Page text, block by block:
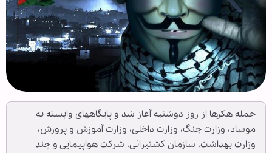
حمله هکرها از روز دوشنبه آغاز شد و پایگاههای وابسته به
موساد، وزارت جنگ، وزارت داخلی، وزارت آموزش و پرورش،
وزارت بهداشت، سازمان کشتیرانی، شرکت هواپیمایی و چند